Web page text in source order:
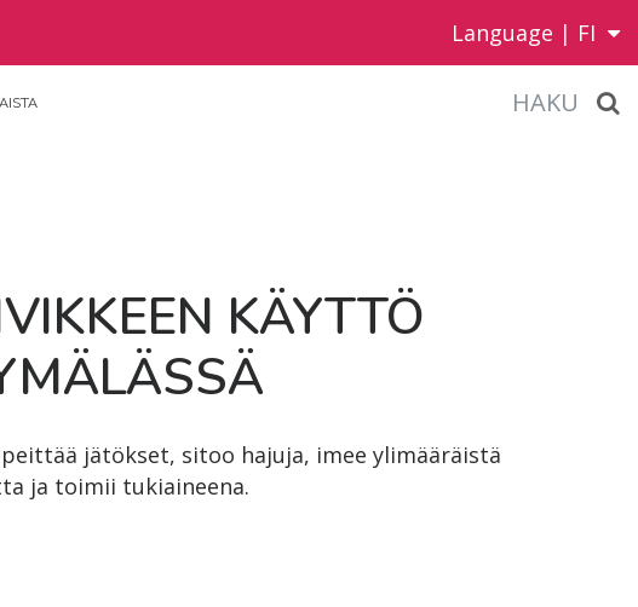
Language | FI
HAKU
KÄYT­TÖ
peittää jätökset, sitoo hajuja, imee ylimääräistä
ja toimii tukiaineena.